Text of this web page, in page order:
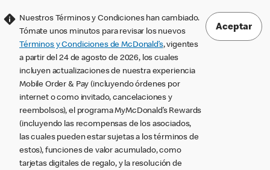
Nuestros Términos y Condiciones han cambiado.
Tómate unos minutos para revisar los nuevos
Términos y Condiciones de McDonald’s, vigentes
a partir del 24 de agosto de 2026, los cuales
incluyen actualizaciones de nuestra experiencia
Mobile Order & Pay (incluyendo órdenes por
internet o como invitado, cancelaciones y
reembolsos), el programa MyMcDonald’s Rewards
(incluyendo las recompensas de los asociados,
las cuales pueden estar sujetas a los términos de
estos), funciones de valor acumulado, como
tarjetas digitales de regalo, y la resolución de
Aceptar